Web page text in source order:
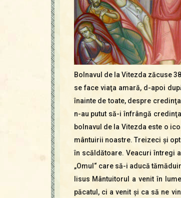
Bolnavul de la Vitezda zăcuse
se face viaţa amară, d-apoi
înainte de toate, despre
n-au putut să-i înfrângă
bolnavul de la Vitezda este o
mântuirii noastre. Treizeci şi
în scăldătoare. Veacuri întregi
„Omul“ care să-i aducă
Iisus Mântuitorul a venit în
păcatul, ci a venit şi ca să ne